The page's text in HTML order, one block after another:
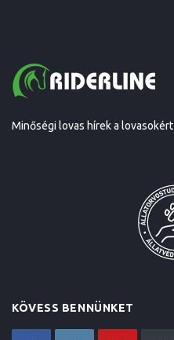
Minőségi lovas hírek a lovasokért
KÖVESS BENNÜNKET